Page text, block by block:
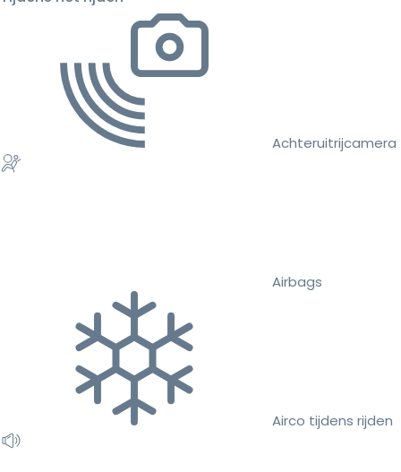
Achteruitrijcamera
Airbags
Airco tijdens rijden